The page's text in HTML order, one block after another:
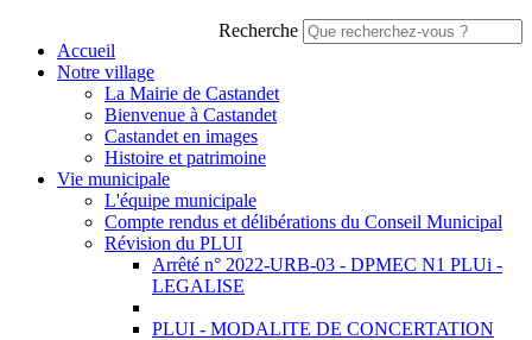
Recherche
Accueil
Notre village
La Mairie de Castandet
Bienvenue à Castandet
Castandet en images
Histoire et patrimoine
Vie municipale
L'équipe municipale
Compte rendus et délibérations du Conseil Municipal
Révision du PLUI
Arrêté n° 2022-URB-03 - DPMEC N1 PLUi -
LEGALISE
PLUI - MODALITE DE CONCERTATION